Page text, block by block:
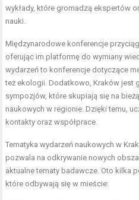
wykłady, które gromadzą ekspertów
nauki.
Międzynarodowe konferencje
oferując im platformę do wymiany
wydarzeń to konferencje dotyczące
też ekologii. Dodatkowo, Kraków jest
sympozjów, które skupiają się na
naukowych w regionie. Dzięki temu,
kontakty oraz współprace.
Tematyka wydarzeń naukowych w
pozwala na odkrywanie nowych
aktualne tematy badawcze. Oto kilka
które odbywają się w mieście: